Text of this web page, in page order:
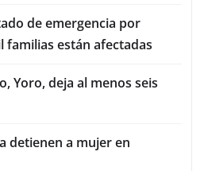
de emergencia por
familias están afectadas
Yoro, deja al menos seis
detienen a mujer en